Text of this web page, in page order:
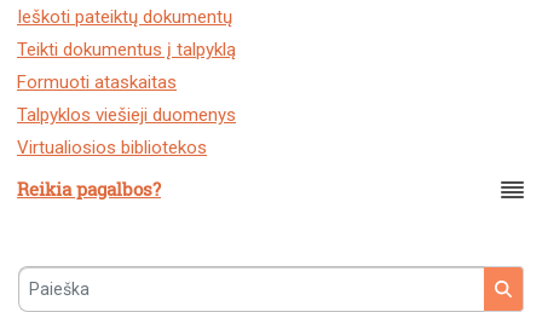
Ieškoti pateiktų dokumentų
Teikti dokumentus į talpyklą
Formuoti ataskaitas
Talpyklos viešieji duomenys
Virtualiosios bibliotekos
Reikia pagalbos?
Paieška